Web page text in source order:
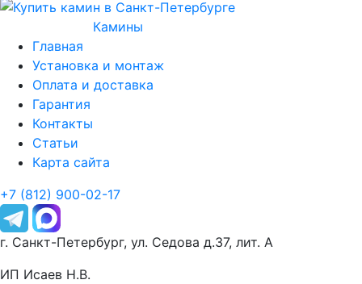
Камины
Главная
Установка и монтаж
Оплата и доставка
Гарантия
Контакты
Статьи
Карта сайта
+7 (812) 900-02-17
г. Санкт-Петербург, ул. Седова д.37, лит. А
ИП Исаев Н.В.